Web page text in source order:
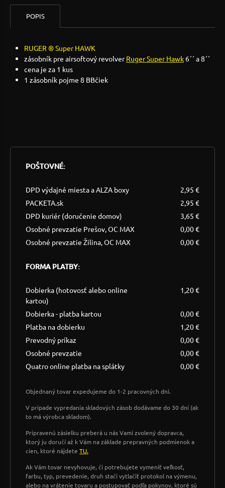
POPIS
RUGER ®Super HAWK
zásobník pre airsoftový revolverRuger Super Hawk 6´´ a 8´´
cena je za 1 kus
1 zásobník pojme 8 BBčiek
POŠTOVNÉ:
DPD výdajné miesta a ALZA boxy
2,95 €
PACKETA.sk
2,95 €
DPD kuriér (doručenie domov)
3,65 €
Osobné prevzatie Prešov, OC MAX
0,00 €
Osobné prevzatie Žilina, OC MAX
0,00 €
FORMA PLATBY:
Dobierka (hotovosť alebo online
kartou)
1,20 €
Dobierka - platba kartou
0,00 €
Platba na dobierku
1,20 €
Prevodný príkaz
0,00 €
Osobné prevzatie
0,00 €
Quatro online platba na splátky
0,00 €
Objednaný tovar expedujeme do 1-2 pracovných dní.
V prípade vypredania skladových zásob dodávame do 30 dní (ak
to má výrobca skladom).
Pripravenú zásielku preberá u nás Vami zvolený dopravca,
ktorý ju doručí až k Vám na základe prepravných podmienok a
cien, ktoré nájdete TU.
Ak Vám tovar nevyhovuje, či potrebujete vymeniť veľkosť,
farbu, typ, prevedenie, druh stačí vytlačiť protokol na výmenu,
alebo na vrátenie tovaru a postupovať podľa pokynov, ktoré sú